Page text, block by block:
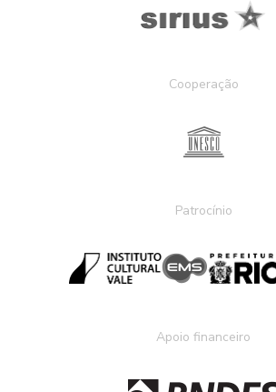
Cooperação
Patrocínio
Apoio financeiro